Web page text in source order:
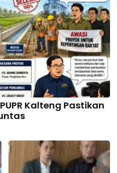
Kalteng Pastikan